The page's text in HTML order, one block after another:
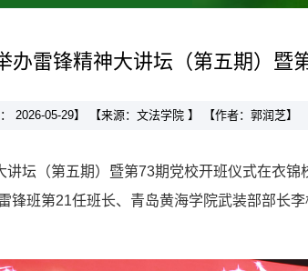
办雷锋精神大讲坛（第五期）暨
： 2026-05-29】 【来源：文法学院 】 【作者：郭润芝】
坛（第五期）暨第73期党校开班仪式在衣
班第21任班长、青岛黄海学院武装部部长